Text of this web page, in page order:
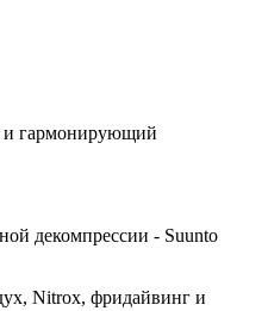
и гармонирующий
декомпрессии - Suunto
Nitrox, фридайвинг и